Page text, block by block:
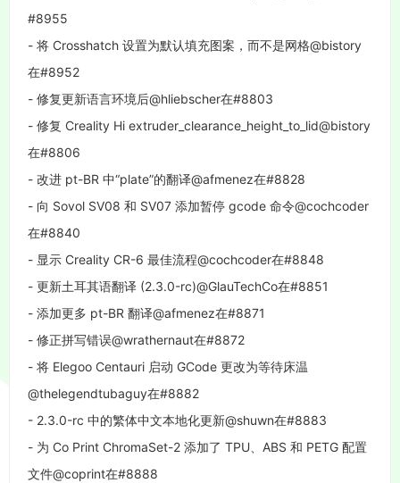
#8955
- 将 Crosshatch 设置为默认填充图案，而不是网格@bistory
在#8952
- 修复更新语言环境后@hliebscher在#8803
- 修复 Creality Hi extruder_clearance_height_to_lid@bistory
在#8806
- 改进 pt-BR 中“plate”的翻译@afmenez在#8828
- 向 Sovol SV08 和 SV07 添加暂停 gcode 命令@cochcoder
在#8840
- 显示 Creality CR-6 最佳流程@cochcoder在#8848
- 更新土耳其语翻译 (2.3.0-rc)@GlauTechCo在#8851
- 添加更多 pt-BR 翻译@afmenez在#8871
- 修正拼写错误@wrathernaut在#8872
- 将 Elegoo Centauri 启动 GCode 更改为等待床温
@thelegendtubaguy在#8882
- 2.3.0-rc 中的繁体中文本地化更新@shuwn在#8883
- 为 Co Print ChromaSet-2 添加了 TPU、ABS 和 PETG 配置
文件@coprint在#8888